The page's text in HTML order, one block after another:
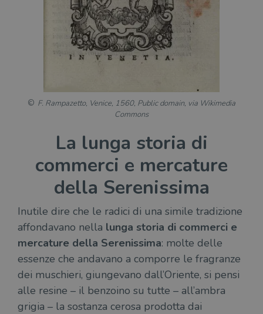
F. Rampazetto, Venice, 1560, Public domain, via Wikimedia
Commons
La lunga storia di
commerci e mercature
della Serenissima
Inutile dire che le radici di una simile tradizione
affondavano nella lunga storia di commerci e
mercature della Serenissima: molte delle
essenze che andavano a comporre le fragranze
dei muschieri, giungevano dall’Oriente, si pensi
alle resine – il benzoino su tutte – all’ambra
grigia – la sostanza cerosa prodotta dai